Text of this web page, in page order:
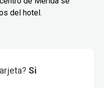
del hotel.
Si